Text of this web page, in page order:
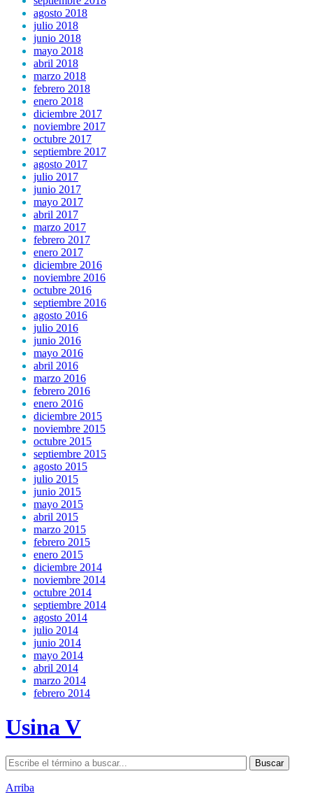
agosto 2018
julio 2018
junio 2018
mayo 2018
abril 2018
marzo 2018
febrero 2018
enero 2018
diciembre 2017
noviembre 2017
octubre 2017
septiembre 2017
agosto 2017
julio 2017
junio 2017
mayo 2017
abril 2017
marzo 2017
febrero 2017
enero 2017
diciembre 2016
noviembre 2016
octubre 2016
septiembre 2016
agosto 2016
julio 2016
junio 2016
mayo 2016
abril 2016
marzo 2016
febrero 2016
enero 2016
diciembre 2015
noviembre 2015
octubre 2015
septiembre 2015
agosto 2015
julio 2015
junio 2015
mayo 2015
abril 2015
marzo 2015
febrero 2015
enero 2015
diciembre 2014
noviembre 2014
octubre 2014
septiembre 2014
agosto 2014
julio 2014
junio 2014
mayo 2014
abril 2014
marzo 2014
febrero 2014
Usina V
Arriba